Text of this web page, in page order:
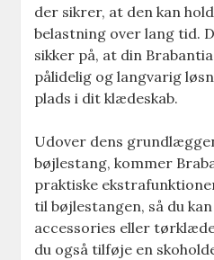
der sikrer, at den kan
belastning over lang tid.
sikker på, at din
pålidelig og langvarig
plads i dit klædeskab.
Udover dens
bøjlestang, kommer
praktiske
til bøjlestangen, så du
accessories eller
du også tilføje en